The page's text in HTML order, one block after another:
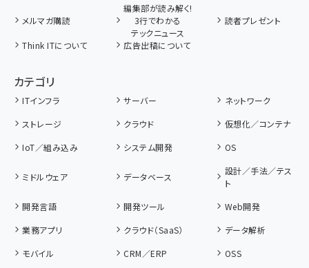
メルマガ購読
編集部が読み解く!
3行でわかる
テックニュース
読者プレゼント
Think ITについて 広告出稿について
カテゴリ
ITインフラ サーバー
ネットワーク
ストレージ
クラウド
仮想化／コンテナ
IoT／組み込み
システム開発 OS
ミドルウェア データベース
設計／手法／テス
ト
開発言語
開発ツール
Web開発
業務アプリ
クラウド（SaaS）
データ解析
モバイル
CRM／ERP
OSS